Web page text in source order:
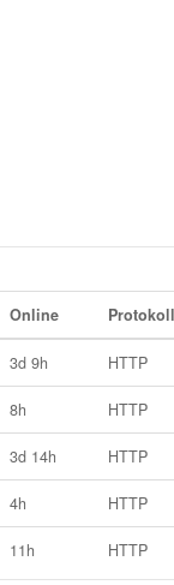
Online Protokoll
3d 9h HTTP
8h HTTP
3d 14h HTTP
4h HTTP
11h HTTP